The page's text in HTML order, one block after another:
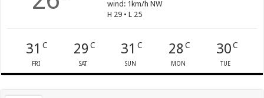
wind: 1km/h NW
H 29 • L 25
31 C
FRI
29C
SAT
31 C
SUN
28C
MON
30C
TUE